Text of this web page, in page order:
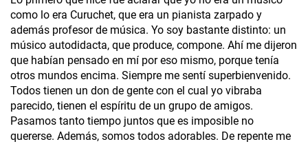
como lo era Curuchet, que era un pianista zarpado y
además profesor de música. Yo soy bastante distinto: un
músico autodidacta, que produce, compone. Ahí me dijeron
que habían pensado en mí por eso mismo, porque tenía
otros mundos encima. Siempre me sentí superbienvenido.
Todos tienen un don de gente con el cual yo vibraba
parecido, tienen el espíritu de un grupo de amigos.
Pasamos tanto tiempo juntos que es imposible no
quererse. Además, somos todos adorables. De repente me